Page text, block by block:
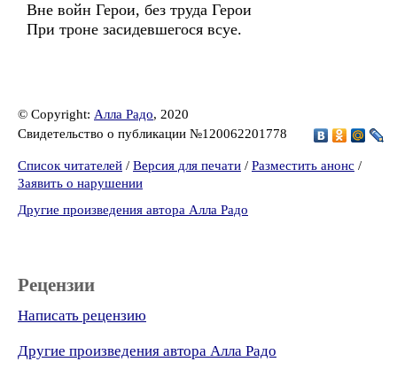
Вне войн Герои, без труда Герои
При троне засидевшегося всуе.
© Copyright: Алла Радо, 2020
Свидетельство о публикации №120062201778
Список читателей / Версия для печати / Разместить анонс /
Заявить о нарушении
Другие произведения автора Алла Радо
Рецензии
Написать рецензию
Другие произведения автора Алла Радо